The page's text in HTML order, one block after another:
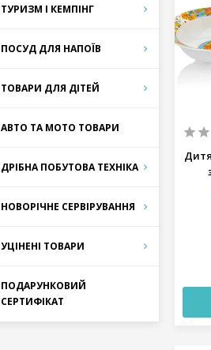
ТУРИЗМ І КЕМПІНГ
ПОСУД ДЛЯ НАПОЇВ
ТОВАРИ ДЛЯ ДІТЕЙ
АВТО ТА МОТО ТОВАРИ
ДРІБНА ПОБУТОВА ТЕХНІКА
НОВОРІЧНЕ СЕРВІРУВАННЯ
УЦІНЕНІ ТОВАРИ
ПОДАРУНКОВИЙ
СЕРТИФІКАТ